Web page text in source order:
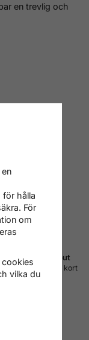
en trevlig och
Svea checkout
konto, kort
m.m.
om betalning
för hålla
För
om
vilka du